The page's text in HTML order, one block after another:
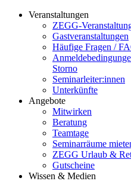
Veranstaltungen
ZEGG-
Gastveranstaltungen
Häufige Fragen /
Storno
Seminarleiter:innen
Unterkünfte
Angebote
Mitwirken
Beratung
Teamtage
Seminarräume
ZEGG Urlaub &
Gutscheine
Wissen & Medien